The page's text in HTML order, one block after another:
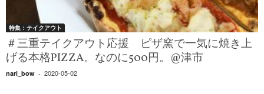
特集：テイクアウト
＃三重テイクアウト応援 ピザ窯で一気に焼き上
げる本格PIZZA。なのに500円。@津市
nari_bow - 2020-05-02